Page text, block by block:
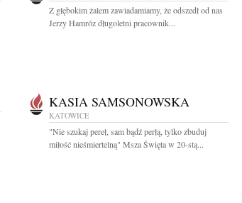
Z głębokim żalem zawiadamiamy, że odszedł od nas
Jerzy Hamróz długoletni pracownik...
KASIA SAMSONOWSKA
KATOWICE
"Nie szukaj pereł, sam bądź perłą, tylko zbuduj
miłość nieśmiertelną" Msza Święta w 20-stą...